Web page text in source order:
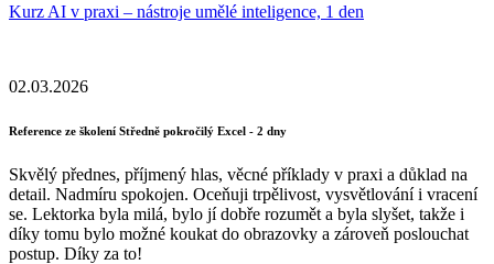
Kurz AI v praxi – nástroje umělé inteligence, 1 den
02.03.2026
Reference ze školení Středně pokročilý Excel - 2 dny
Skvělý přednes, příjmený hlas, věcné příklady v praxi a důklad na
detail. Nadmíru spokojen. Oceňuji trpělivost, vysvětlování i vracení
se. Lektorka byla milá, bylo jí dobře rozumět a byla slyšet, takže i
díky tomu bylo možné koukat do obrazovky a zároveň poslouchat
postup. Díky za to!